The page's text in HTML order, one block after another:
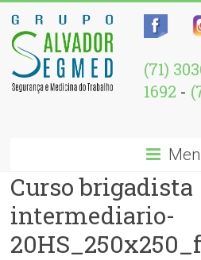
(71)
1692 -
Curso brigadista
intermediario-